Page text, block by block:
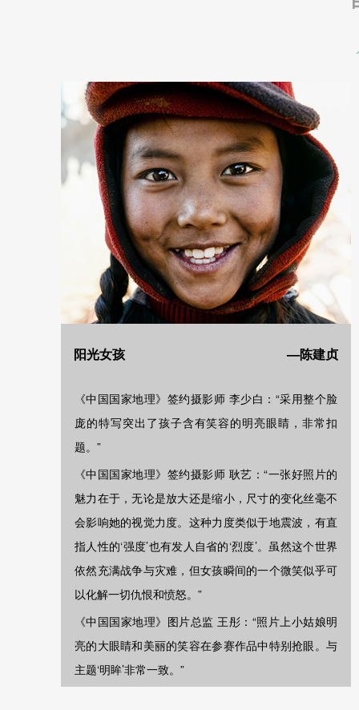
阳光女孩 —陈建贞
《中国国家地理》签约摄影师 李少白：“采用整个脸
庞的特写突出了孩子含有笑容的明亮眼睛，非常扣
题。”
《中国国家地理》签约摄影师 耿艺：“一张好照片的
魅力在于，无论是放大还是缩小，尺寸的变化丝毫不
会影响她的视觉力度。这种力度类似于地震波，有直
指人性的‘强度’也有发人自省的‘烈度’。虽然这个世界
依然充满战争与灾难，但女孩瞬间的一个微笑似乎可
以化解一切仇恨和愤怒。”
《中国国家地理》图片总监 王彤：“照片上小姑娘明
亮的大眼睛和美丽的笑容在参赛作品中特别抢眼。与
主题‘明眸’非常一致。”